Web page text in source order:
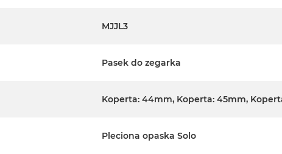
MJJL3
Pasek do zegarka
Koperta: 44mm, Koperta: 45mm,
Pleciona opaska Solo